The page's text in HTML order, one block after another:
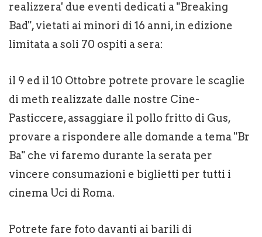
realizzera' due eventi dedicati a "Breaking
Bad", vietati ai minori di 16 anni, in edizione
limitata a soli 70 ospiti a sera:
il 9 ed il 10 Ottobre potrete provare le scaglie
di meth realizzate dalle nostre Cine-
Pasticcere, assaggiare il pollo fritto di Gus,
provare a rispondere alle domande a tema "Br
Ba" che vi faremo durante la serata per
vincere consumazioni e biglietti per tutti i
cinema Uci di Roma.
Potrete fare foto davanti ai barili di